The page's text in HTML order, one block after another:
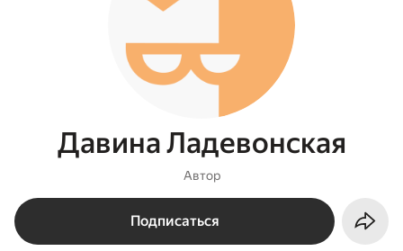
Давина Ладевонская
Автор
Подписаться